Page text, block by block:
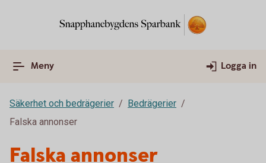
Meny Logga in
Säkerhet och bedrägerier
Bedrägerier
Falska annonser
Falska annonser